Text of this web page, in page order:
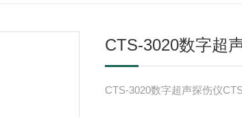
CTS-3020数字超
CTS-3020数字超声探伤仪